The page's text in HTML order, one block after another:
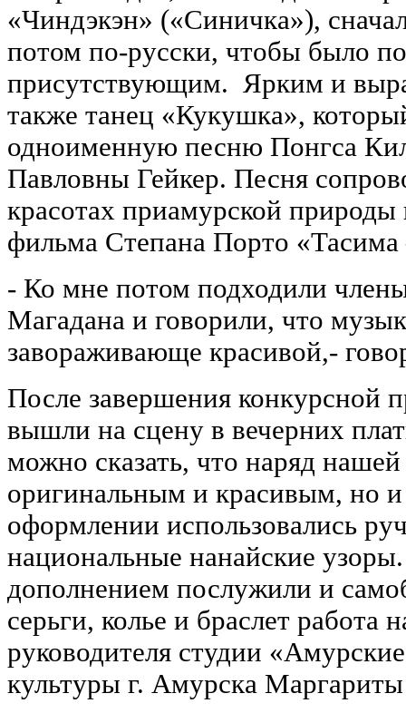
«Чиндэкэн» («Синичка»),
потом по-русски, чтобы было
присутствующим. Ярким и
также танец «Кукушка»,
одноименную песню Понгса
Павловны Гейкер. Песня
красотах приамурской природы
фильма Степана Порто «Тасима
- Ко мне потом подходили
Магадана и говорили, что
завораживающе красивой,-
После завершения конкурсной
вышли на сцену в вечерних
можно сказать, что наряд
оригинальным и красивым, но
оформлении использовались
национальные нанайские
дополнением послужили и
серьги, колье и браслет работа
руководителя студии
культуры г. Амурска Маргариты